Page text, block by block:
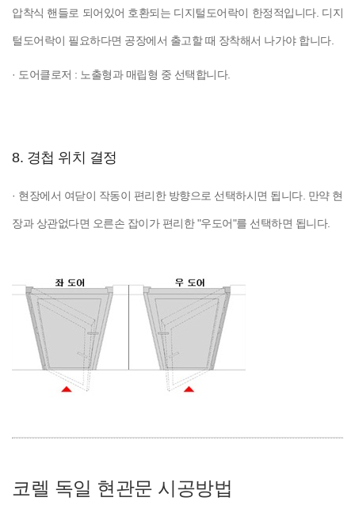
압착식 핸들로 되어있어 호환되는 디지털도어락이 한정적입니다. 디지
털도어락이 필요하다면 공장에서 출고할 때 장착해서 나가야 합니다.
· 도어클로저 : 노출형과 매립형 중 선택합니다.
8. 경첩 위치 결정
· 현장에서 여닫이 작동이 편리한 방향으로 선택하시면 됩니다. 만약 현
장과 상관없다면 오른손 잡이가 편리한 "우도어"를 선택하면 됩니다.
코렐 독일 현관문 시공방법